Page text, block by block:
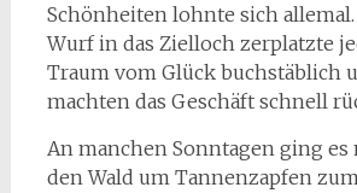
Schönheiten lohnte sich
Wurf in das Zielloch zerplatzte
Traum vom Glück buchstäblich
machten das Geschäft schnell
An manchen Sonntagen ging es
den Wald um Tannenzapfen